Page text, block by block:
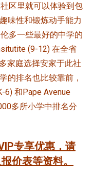
区里就可以体验到包
味性和锻炼动手能力
多一些最好的中学的
(9-12) 在全省
家庭选择安家于此社
的排名也比较靠前，
6) 和Pape Avenue
多所小学中排名分
专享优惠，请
价表等资料。